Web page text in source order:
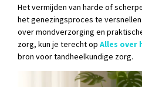
Het vermijden van harde of
het genezingsproces te
over mondverzorging en
zorg, kun je terecht op Alles over
bron voor tandheelkundige zorg.